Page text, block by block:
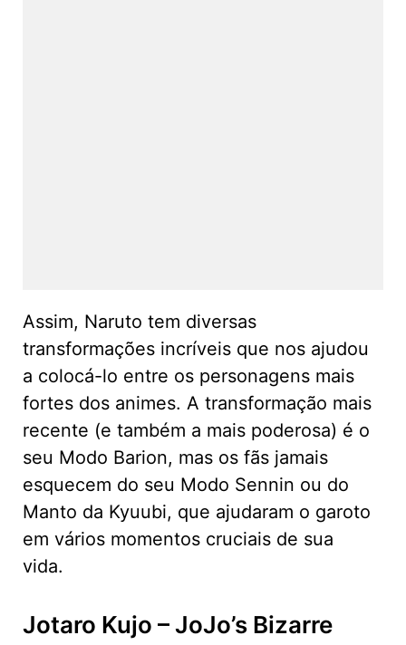
Assim, Naruto tem diversas
transformações incríveis que nos ajudou
a colocá-lo entre os personagens mais
fortes dos animes. A transformação mais
recente (e também a mais poderosa) é o
seu Modo Barion, mas os fãs jamais
esquecem do seu Modo Sennin ou do
Manto da Kyuubi, que ajudaram o garoto
em vários momentos cruciais de sua
vida.
Jotaro Kujo – JoJo’s Bizarre